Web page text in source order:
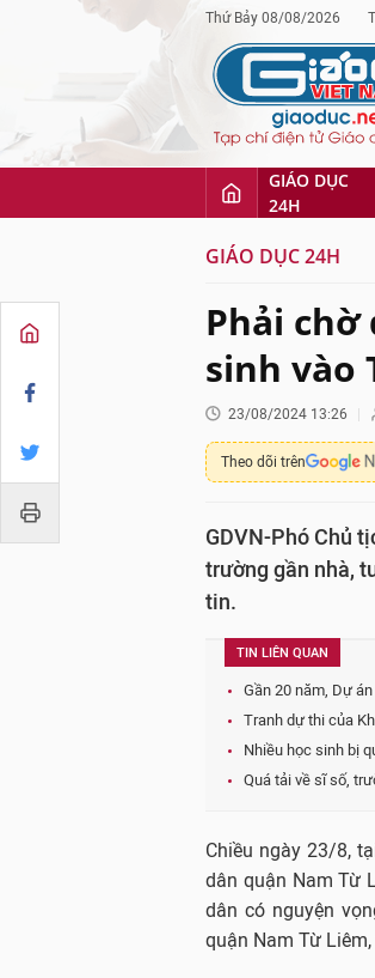
Thứ Bảy 08/08/2026
GIÁO DỤC
24H
GIÁO DỤC 24H
Phải
sinh vào
23/08/2024 13:26
Theo dõi trên
GDVN-Phó Chủ
trường gần nhà,
tin.
TIN LIÊN QUAN
Gần 20 năm, Dự
Tranh dự thi của
Nhiều học sinh bị
Quá tải về sĩ số,
Chiều ngày 23/8,
dân quận Nam Từ
dân có nguyện
quận Nam Từ